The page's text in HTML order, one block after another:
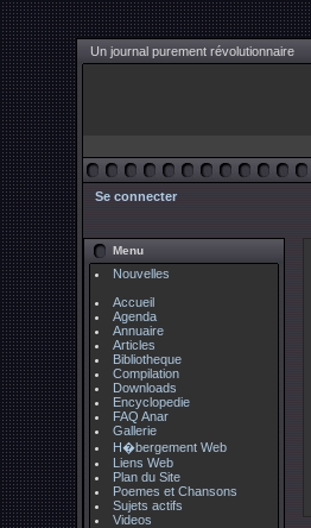
Un journal purement révolutionnaire
Se connecter
Menu
Nouvelles
Accueil
Agenda
Annuaire
Articles
Bibliotheque
Compilation
Downloads
Encyclopedie
FAQ Anar
Gallerie
H�bergement Web
Liens Web
Plan du Site
Poemes et Chansons
Sujets actifs
Videos